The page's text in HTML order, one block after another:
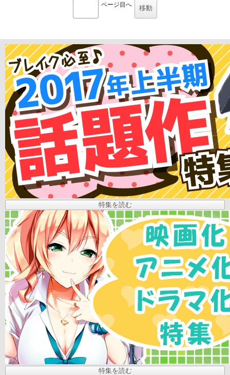
ページ目へ
特集を読む
特集を読む